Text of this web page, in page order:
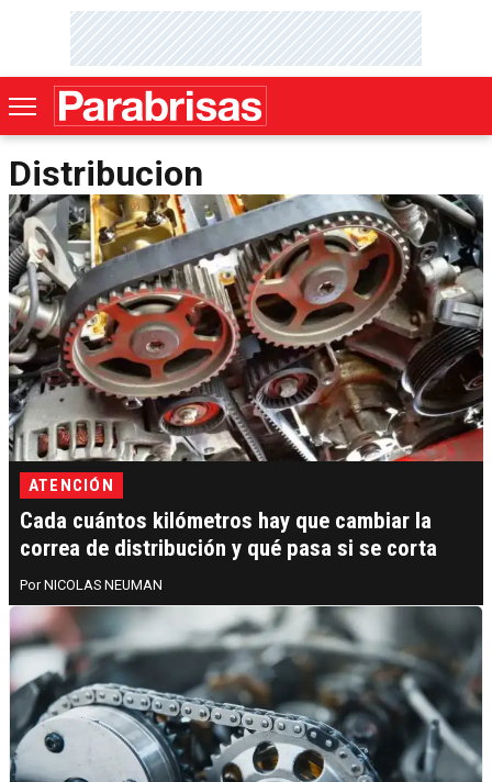
Distribucion
ATENCIÓN
Cada cuántos kilómetros hay que cambiar la
correa de distribución y qué pasa si se corta
NICOLAS NEUMAN